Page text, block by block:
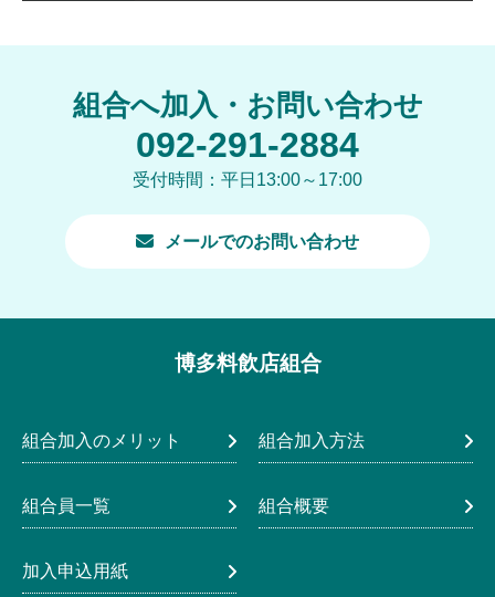
組合へ加入・お問い合わせ
092-291-2884
受付時間：平日13:00～17:00
メールでのお問い合わせ
博多料飲店組合
組合加入のメリット 組合加入方法
組合員一覧 組合概要
加入申込用紙